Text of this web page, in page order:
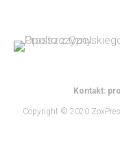
Kontakt:
Copyright © 2020